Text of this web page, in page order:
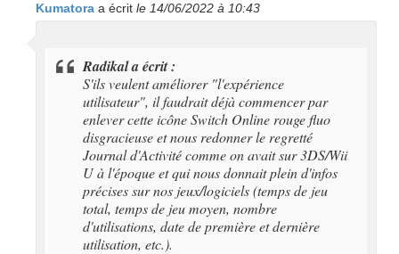
Kumatora a écrit le 14/06/2022 à 10:43
Radikal a écrit :
S'ils veulent améliorer "l'expérience
utilisateur", il faudrait déjà commencer par
enlever cette icône Switch Online rouge fluo
disgracieuse et nous redonner le regretté
Journal d'Activité comme on avait sur 3DS/Wii
U à l'époque et qui nous donnait plein d'infos
précises sur nos jeux/logiciels (temps de jeu
total, temps de jeu moyen, nombre
d'utilisations, date de première et dernière
utilisation, etc.).